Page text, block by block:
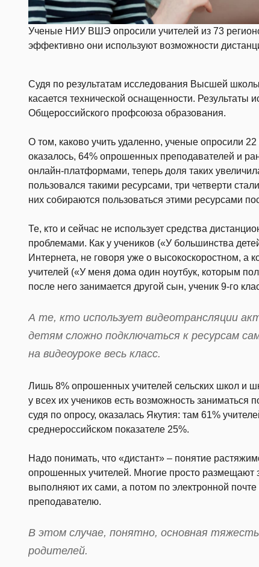
Ученые НИУ ВШЭ опросили учителей из 73
эффективно они используют возможности
Судя по результатам исследования Высшей
касается технической оснащенности. Результаты
Общероссийского профсоюза образования.
О том, каково учить удаленно, ученые опросили
оказалось, 64% опрошенных преподавателей и
онлайн-платформами, теперь доля таких
пользовался такими ресурсами, три четверти
них собираются пользоваться этими ресурсами
Те, кто и сейчас не использует средства
проблемами. Как у учеников («У большинства
Интернета, не говоря уже о высокоскоростном, а
учителей («У меня дома один ноутбук, которым
после него занимается другой сын, ученик 9-го
А те, кто использует видеотрансляции
детям сложно подключаться к ресурсам
на видеоуроке весь класс.
Лишь 8% опрошенных учителей сельских школ и
у всех их учеников есть возможность заниматься
судя по опросу, оказалась Якутия: там 61%
среднероссийском показателе 25%.
Надо понимать, что «дистант» – понятие
опрошенных учителей. Многие просто размещают
выполняют их сами, а потом по электронной
преподавателю.
В этом случае, понятно, основная
родителей.